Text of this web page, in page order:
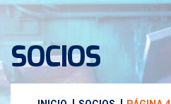
SOCIOS